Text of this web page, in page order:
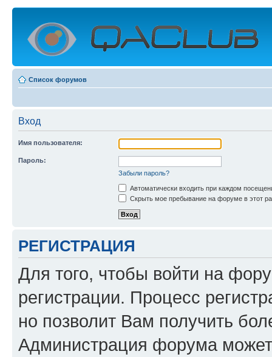
Список форумов
Вход
Имя пользователя:
Пароль:
Забыли пароль?
Автоматически входить при каждом
Скрыть мое пребывание на форуме в этот
РЕГИСТРАЦИЯ
Для того, чтобы войти на
регистрации. Процесс
но позволит Вам получить
Администрация форума может